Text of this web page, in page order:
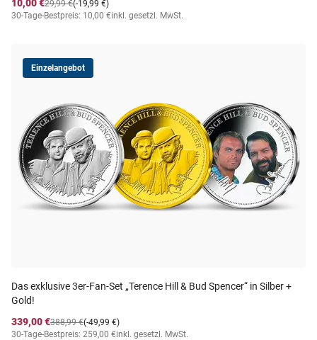
10,00 € (-19,99 €)
29,99 €
30-Tage-Bestpreis: 10,00 €inkl. gesetzl. MwSt.
Einzelangebot
Das exklusive 3er-Fan-Set „Terence Hill & Bud Spencer“ in Silber +
Gold!
339,00 €
(-49,99 €)
388,99 €
30-Tage-Bestpreis: 259,00 €inkl. gesetzl. MwSt.